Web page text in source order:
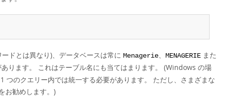
ドとは異なり)、データベースは常に Menagerie、 MENAGERIE また
ります。 これはテーブル名にも当てはまります。 (Windows の場
のクエリー内では統一する必要があります。 ただし、さまざまな
お勧めします。)